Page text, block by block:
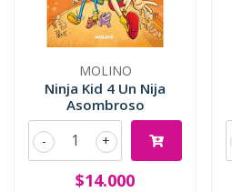
MOLINO
Ninja Kid 4 Un Nija
Asombroso
+
-
$14.000